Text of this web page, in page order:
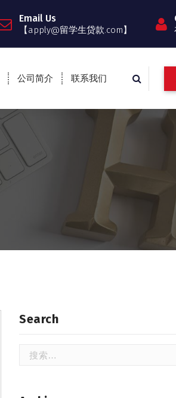
Email Us
【apply@留学生贷款.com】
公司简介 联系我们
Search
索：